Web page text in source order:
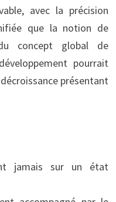
avec la précision
que la notion de
concept global de
pourrait
présentant
jamais sur un état